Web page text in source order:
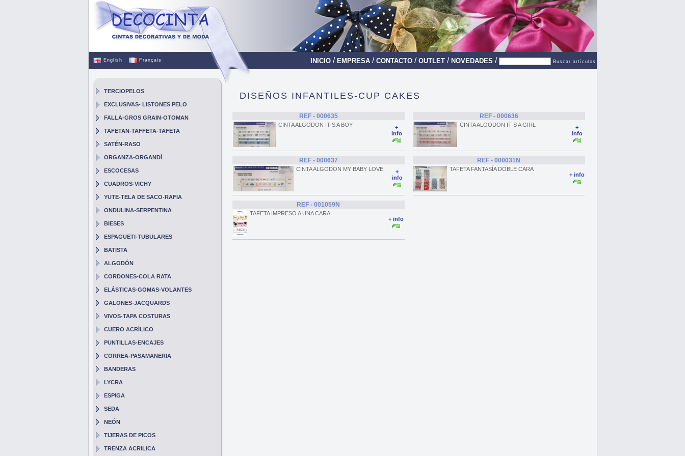
English Français INICIO/ EMPRESA/ CONTACTO/ OUTLET/ NOVEDADES / Buscar artículos
TERCIOPELOS
EXCLUSIVAS- LISTONES PELO
FALLA-GROS GRAIN-OTOMAN
TAFETAN-TAFFETA-TAFETA
SATÉN-RASO
ORGANZA-ORGANDÍ
ESCOCESAS
CUADROS-VICHY
YUTE-TELA DE SACO-RAFIA
ONDULINA-SERPENTINA
BIESES
ESPAGUETI-TUBULARES
BATISTA
ALGODÓN
CORDONES-COLA RATA
ELÁSTICAS-GOMAS-VOLANTES
GALONES-JACQUARDS
VIVOS-TAPA COSTURAS
CUERO ACRÍLICO
PUNTILLAS-ENCAJES
CORREA-PASAMANERIA
BANDERAS
LYCRA
ESPIGA
SEDA
NEÓN
TIJERAS DE PICOS
TRENZA ACRILICA
DISEÑOS INFANTILES-CUP CAKES
REF - 000635
CINTA ALGODON IT S A BOY
+
info
REF - 000636
CINTA ALGODON IT S A GIRL
+
info
REF - 000637
CINTA ALGODON MY BABY LOVE
+
info
REF - 000031N
TAFETA FANTASÍA DOBLE CARA
+ info
REF - 001059N
TAFETA IMPRESO A UNA CARA
+ info